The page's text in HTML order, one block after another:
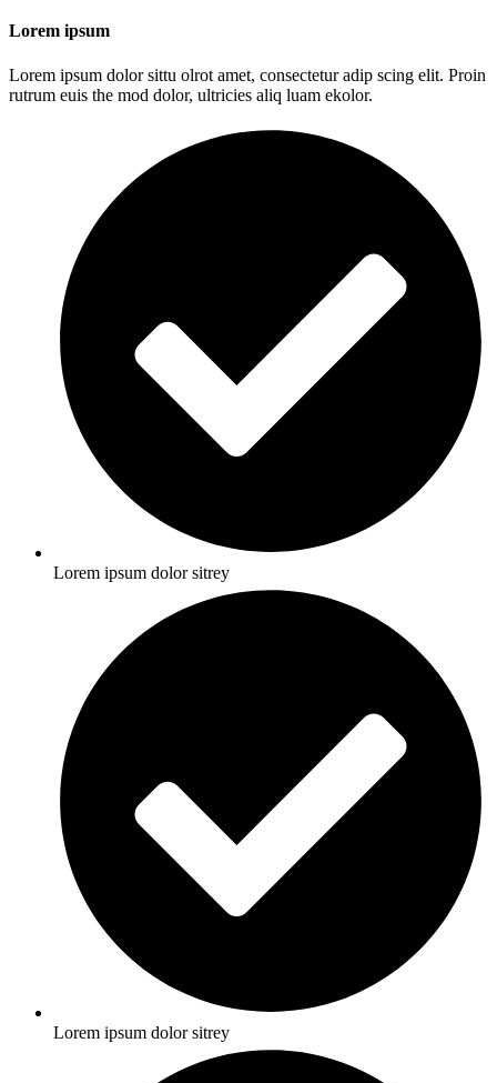
Lorem ipsum
Lorem ipsum dolor sittu olrot amet, consectetur adip scing elit. Proin
rutrum euis the mod dolor, ultricies aliq luam ekolor.
Lorem ipsum dolor sitrey
Lorem ipsum dolor sitrey